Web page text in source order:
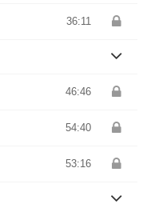
36:11
46:46
54:40
53:16